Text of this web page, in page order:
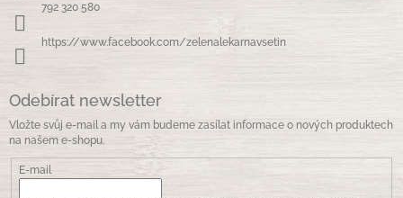
792 320 580
https://www.facebook.com/zelenalekarnavsetin
Odebírat newsletter
Vložte svůj e-mail a my vám budeme zasílat informace o nových produktech
na našem e-shopu.
E-mail